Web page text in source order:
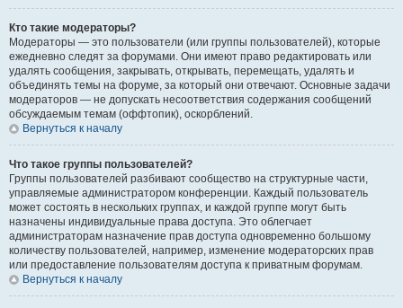
Кто такие модераторы?
Модераторы — это пользователи (или группы пользователей), которые
ежедневно следят за форумами. Они имеют право редактировать или
удалять сообщения, закрывать, открывать, перемещать, удалять и
объединять темы на форуме, за который они отвечают. Основные задачи
модераторов — не допускать несоответствия содержания сообщений
обсуждаемым темам (оффтопик), оскорблений.
Вернуться к началу
Что такое группы пользователей?
Группы пользователей разбивают сообщество на структурные части,
управляемые администратором конференции. Каждый пользователь
может состоять в нескольких группах, и каждой группе могут быть
назначены индивидуальные права доступа. Это облегчает
администраторам назначение прав доступа одновременно большому
количеству пользователей, например, изменение модераторских прав
или предоставление пользователям доступа к приватным форумам.
Вернуться к началу